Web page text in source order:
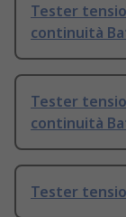
Tester
continuità
Tester
continuità
Tester